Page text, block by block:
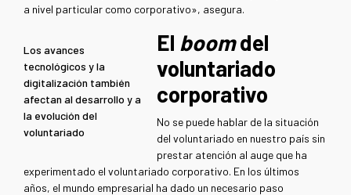
a nivel particular como corporativo», asegura.
Los avances
tecnológicos y la
digitalización también
afectan al desarrollo y a
la evolución del
voluntariado
El boomdel
voluntariado
corporativo
No se puede hablar de la situación
del voluntariado en nuestro país sin
prestar atención al auge que ha
experimentado el voluntariado corporativo. En los últimos
años, el mundo empresarial ha dado un necesario paso